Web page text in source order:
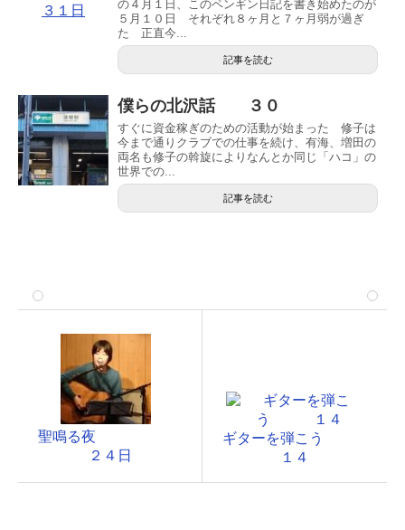
の４月１日、このペンギン日記を書き始めたのが
５月１０日 それぞれ８ヶ月と７ヶ月弱が過ぎ
た 正直今...
記事を読む
僕らの北沢話 ３０
すぐに資金稼ぎのための活動が始まった 修子は
今まで通りクラブでの仕事を続け、有海、増田の
両名も修子の斡旋によりなんとか同じ「ハコ」の
世界での...
記事を読む
聖鳴る夜
２４日
ギターを弾こう
１４